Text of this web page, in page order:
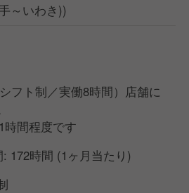
～いわき))
フト制／実働8時間）店舗に
時間程度です
172時間 (1ヶ月当たり)